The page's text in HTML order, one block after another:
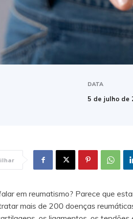
DATA
5 de julho de
em reumatismo? Parece que
mais de 200 doenças